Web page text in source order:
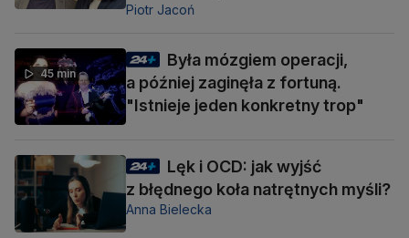
Piotr Jacoń
45 min
Była mózgiem operacji,
a później zaginęła z fortuną.
"Istnieje jeden konkretny trop"
Lęk i OCD: jak wyjść
z błędnego koła natrętnych myśli?
Anna Bielecka